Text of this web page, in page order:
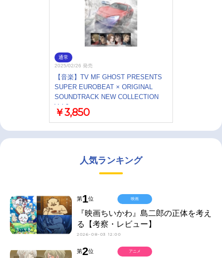
通常
2025/02/26 発売
【音楽】TV MF GHOST PRESENTS
SUPER EUROBEAT × ORIGINAL
SOUNDTRACK NEW COLLECTION
Vol.2
￥3,850
人気ランキング
第1位
『映画ちいかわ』島二郎の正体を考え
る【考察・レビュー】
2026-08-03 12:00
映画
第2位 アニメ